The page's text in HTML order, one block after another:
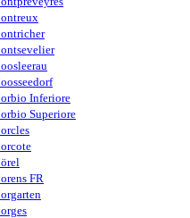
Inferiore
Superiore
FR